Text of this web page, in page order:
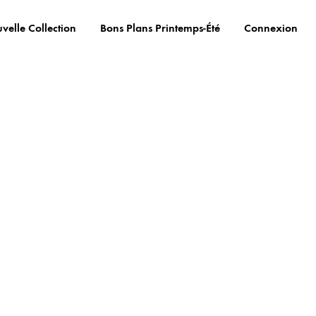
Collection Bons Plans Printemps-Été Connexion